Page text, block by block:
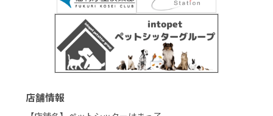
店舗情報